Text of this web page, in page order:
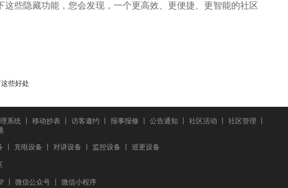
些隐藏功能，您会发现，一个更高效、更便捷、更智能的社区
些好处
系统 移动抄表 访客邀约 报事报修 公告通知 社区活动 社区管理
充电设备 对讲设备 监控设备 巡更设备
微信公众号 微信小程序